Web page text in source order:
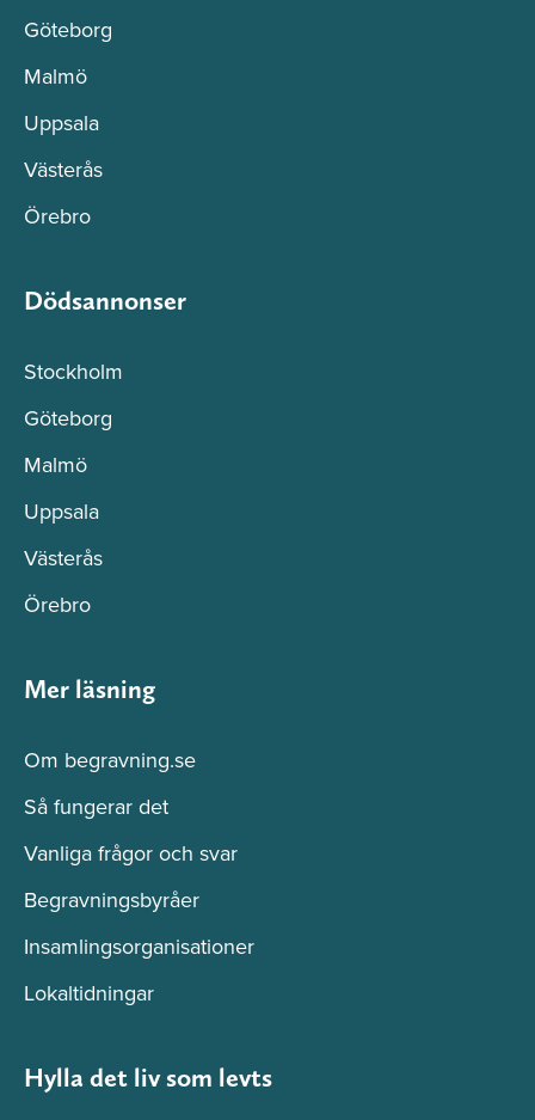
Göteborg
Malmö
Uppsala
Västerås
Örebro
Dödsannonser
Stockholm
Göteborg
Malmö
Uppsala
Västerås
Örebro
Mer läsning
Om begravning.se
Så fungerar det
Vanliga frågor och svar
Begravningsbyråer
Insamlingsorganisationer
Lokaltidningar
Hylla det liv som levts